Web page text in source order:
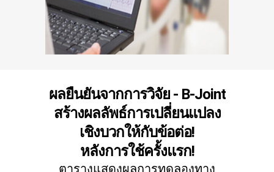
ผลยืนยันจากการวิจัย - B-Joint
สร้างผลลัพธ์การเปลี่ยนแปลง
เชิงบวกให้กับข้อต่อ!
หลังการใช้ครั้งแรก!
ตารางแสดงผลการทดลองทาง